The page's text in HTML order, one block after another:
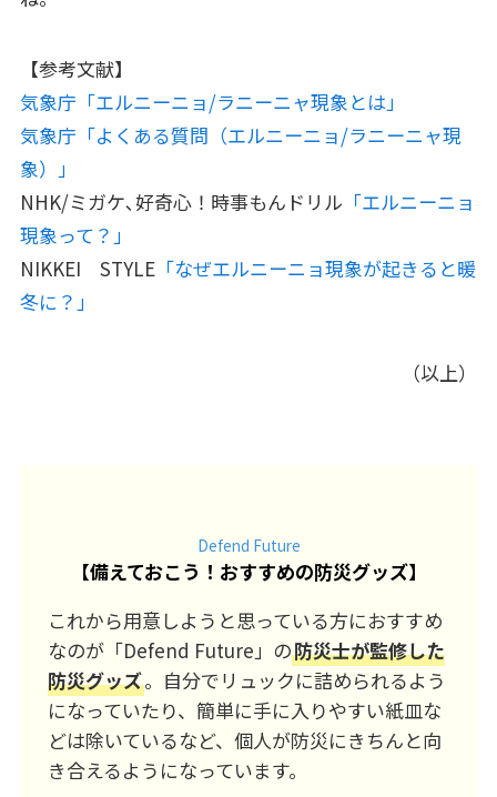
【参考文献】
気象庁「エルニーニョ/ラニーニャ現象とは」
気象庁「よくある質問（エルニーニョ/ラニーニャ現
象）」
NHK/ミガケ､好奇心！時事もんドリル 「エルニーニョ
現象って？」
NIKKEI STYLE「なぜエルニーニョ現象が起きると暖
冬に？」
（以上）
Defend Future
【備えておこう！おすすめの防災グッズ】
これから用意しようと思っている方におすすめ
なのが「Defend Future」の防災士が監修した
防災グッズ。自分でリュックに詰められるよう
になっていたり、簡単に手に入りやすい紙皿な
どは除いているなど、個人が防災にきちんと向
き合えるようになっています。